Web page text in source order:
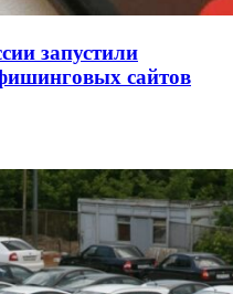
запустили
сайтов